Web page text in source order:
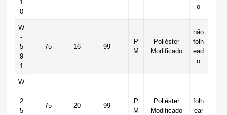
1
0
o
W
-
5
9
1
75 16 99
P
M
Poliéster
Modificado
não
folh
ead
o
W
-
2
5
75 20 99
P
M
Poliéster
Modificado
folh
ear